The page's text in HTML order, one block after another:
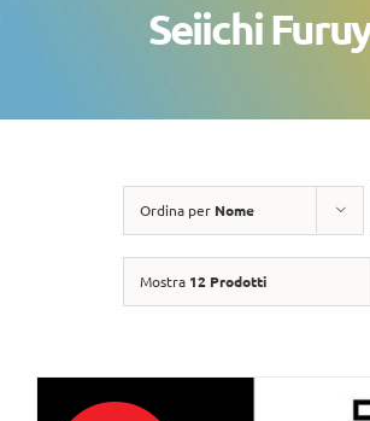
Seiichi
Ordina per Nome
Mostra 12 Prodotti